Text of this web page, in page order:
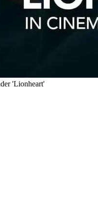
'Lionheart'